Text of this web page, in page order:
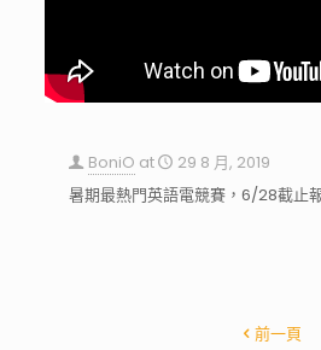
BoniO at
29 8 月, 2019
暑期最熱門英語電競賽，6/28截止
前一頁